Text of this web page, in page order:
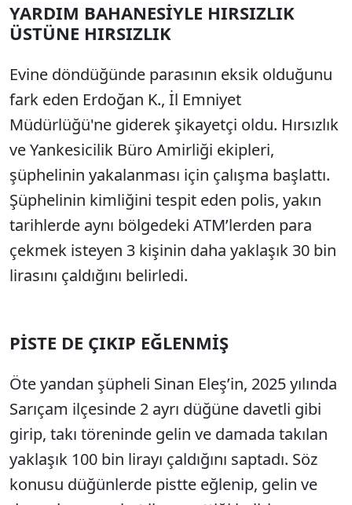
YARDIM BAHANESİYLE HIRSIZLIK
ÜSTÜNE HIRSIZLIK
Evine döndüğünde parasının eksik olduğunu
fark eden Erdoğan K., İl Emniyet
Müdürlüğü'ne giderek şikayetçi oldu. Hırsızlık
ve Yankesicilik Büro Amirliği ekipleri,
şüphelinin yakalanması için çalışma başlattı.
Şüphelinin kimliğini tespit eden polis, yakın
tarihlerde aynı bölgedeki ATM’lerden para
çekmek isteyen 3 kişinin daha yaklaşık 30 bin
lirasını çaldığını belirledi.
PİSTE DE ÇIKIP EĞLENMİŞ
Öte yandan şüpheli Sinan Eleş’in, 2025 yılında
Sarıçam ilçesinde 2 ayrı düğüne davetli gibi
girip, takı töreninde gelin ve damada takılan
yaklaşık 100 bin lirayı çaldığını saptadı. Söz
konusu düğünlerde pistte eğlenip, gelin ve